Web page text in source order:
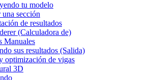
tu modelo
sección
de resultados
(Calculadora de)
Manuales
sus resultados (Salida)
optimización de vigas
3D